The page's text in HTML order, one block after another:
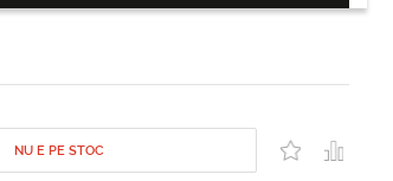
NU E PE STOC